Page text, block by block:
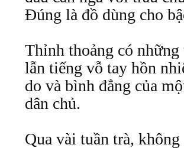
Đúng là đồ dùng cho
Thỉnh thoảng có
lẫn tiếng vỗ tay hồn
do và bình đẳng của
dân chủ.
Qua vài tuần trà,